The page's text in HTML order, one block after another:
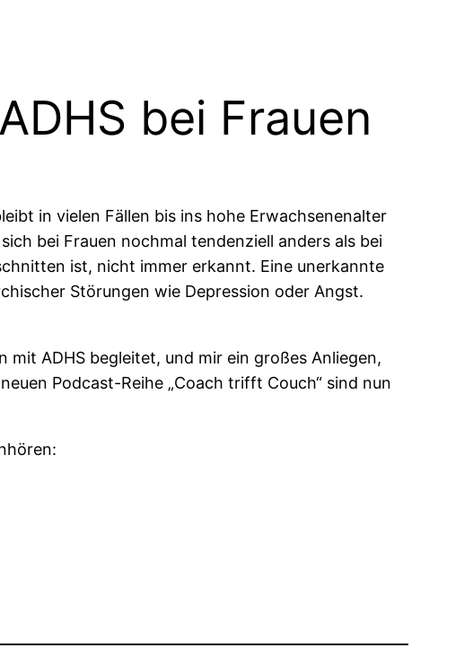
bei Frauen
in vielen Fällen bis ins hohe Erwachsenenalter
bei Frauen nochmal tendenziell anders als bei
ist, nicht immer erkannt. Eine unerkannte
Störungen wie Depression oder Angst.
mit ADHS begleitet, und mir ein großes Anliegen,
Podcast-Reihe „Coach trifft Couch“ sind nun